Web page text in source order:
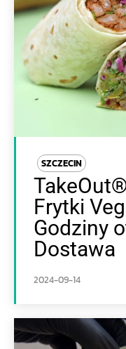
SZCZECIN
Frytki
Godziny
Dostawa
2024-09-14